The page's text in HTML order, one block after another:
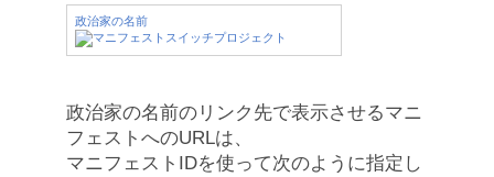
政治家の名前
政治家の名前のリンク先で表示させるマニ
フェストへのURLは、
マニフェストIDを使って次のように指定し